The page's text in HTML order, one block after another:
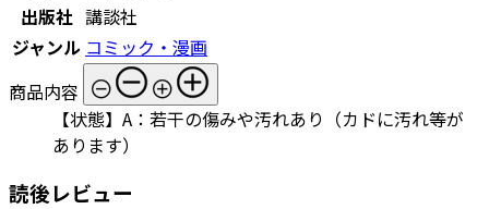
出版社 講談社
ジャンル コミック・漫画
商品内容
【状態】A：若干の傷みや汚れあり（カドに汚れ等が
あります）
読後レビュー